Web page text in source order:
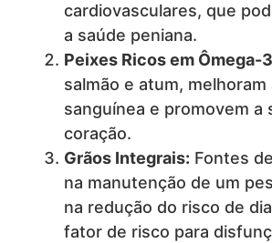
cardiovasculares, que
a saúde peniana.
Peixes Ricos em Ômega-
salmão e atum, melhoram
sanguínea e promovem a
coração.
Grãos Integrais: Fontes
na manutenção de um
na redução do risco de
fator de risco para